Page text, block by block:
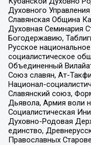
Духовного
Славянская Община
Духовная Семинария
Богодержавию,
Русское
социалистическое
Объединенный
Союз славян, Ат-
Национал-
Славянский союз,
Дьявола, Армия воли
Социалистическая
Духовно-Родовая
единство,
Православных